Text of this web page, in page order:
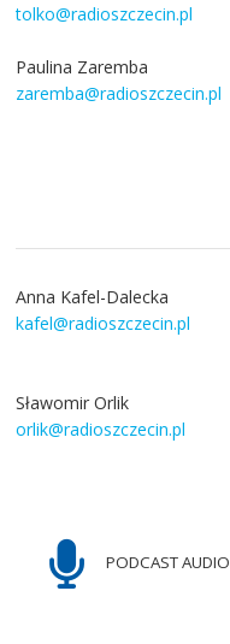
tolko@radioszczecin.pl
Paulina Zaremba
zaremba@radioszczecin.pl
Anna Kafel-Dalecka
kafel@radioszczecin.pl
Sławomir Orlik
orlik@radioszczecin.pl
PODCAST AUDIO